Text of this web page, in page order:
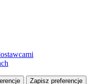
Zapisz preferencje